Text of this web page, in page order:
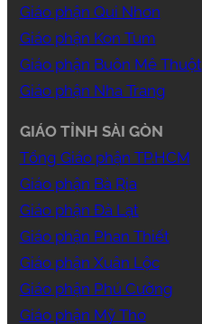
Giáo phận Qui Nhơn
Giáo phận Kon Tum
Giáo phận Buôn Mê Thuột
Giáo phận Nha Trang
GIÁO TỈNH SÀI GÒN
Tổng Giáo phận TP.HCM
Giáo phận Bà Rịa
Giáo phận Đà Lạt
Giáo phận Phan Thiết
Giáo phận Xuân Lộc
Giáo phận Phú Cường
Giáo phận Mỹ Tho